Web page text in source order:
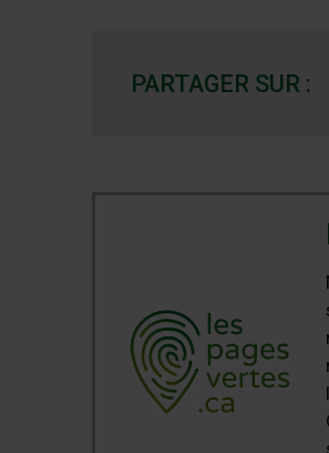
PARTAGER SUR :